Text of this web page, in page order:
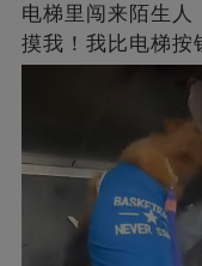
电梯里闯来陌生人
摸我！我比电梯按